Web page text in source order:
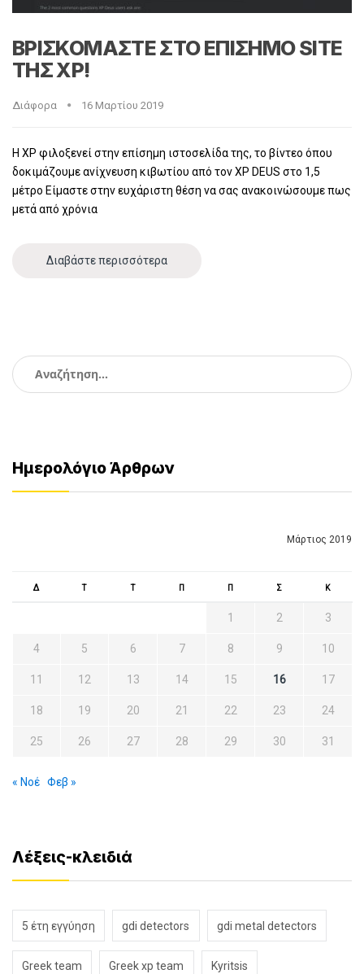
ΒΡΙΣΚΟΜΑΣΤΕ ΣΤΟ ΕΠΙΣΗΜΟ SITE
ΤΗΣ XP!
Διάφορα 16 Μαρτίου 2019
Η XP φιλοξενεί στην επίσημη ιστοσελίδα της, το βίντεο όπου
δοκιμάζουμε ανίχνευση κιβωτίου από τον XP DEUS στο 1,5
μέτρο Είμαστε στην ευχάριστη θέση να σας ανακοινώσουμε πως
μετά από χρόνια
Διαβάστε περισσότερα
Αναζήτηση
για:
Ημερολόγιο Άρθρων
Μάρτιος 2019
Δ Τ Τ Π Π Σ Κ
1 2 3
4 5 6 7 8 9 10
11 12 13 14 15 16 17
18 19 20 21 22 23 24
25 26 27 28 29 30 31
« Νοέ Φεβ »
Λέξεις-κλειδιά
5 έτη εγγύηση gdi detectors gdi metal detectors
Greek team Greek xp team Kyritsis